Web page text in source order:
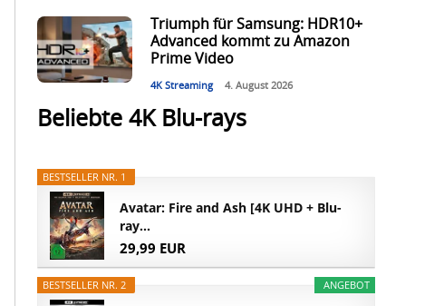
Triumph für Samsung: HDR10+
Advanced kommt zu Amazon
Prime Video
4K Streaming 4. August 2026
Beliebte 4K Blu-rays
BESTSELLER NR. 1
Avatar: Fire and Ash [4K UHD + Blu-
ray...
29,99 EUR
ANGEBOT
BESTSELLER NR. 2